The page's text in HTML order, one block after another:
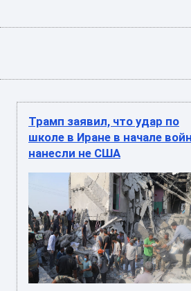
Трамп заявил, что удар по
школе в Иране в начале
нанесли не США